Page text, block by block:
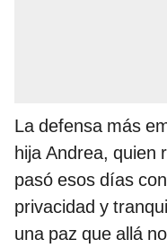
La defensa más
hija Andrea, quien
pasó esos días
privacidad y
una paz que allá